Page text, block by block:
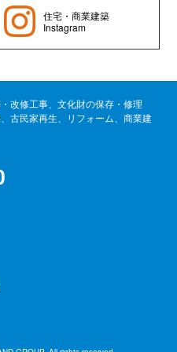
住宅・商業建築
Instagram
改修工事、文化財の保存・修理
古民家再生、リフォーム、商業建